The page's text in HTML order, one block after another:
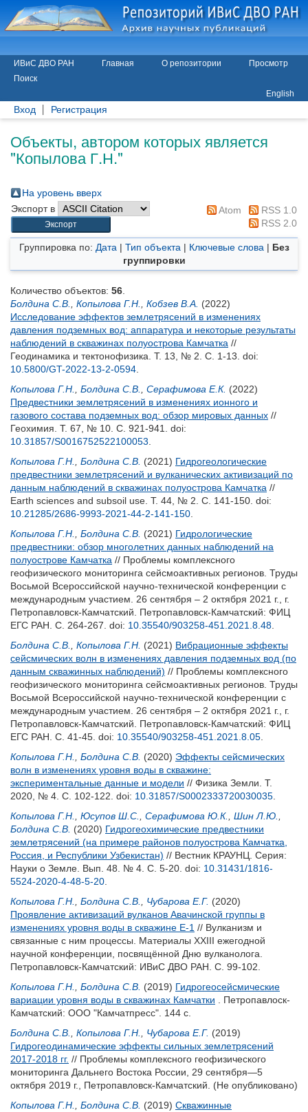
ИВиС ДВО РАН Главная О репозитории
Просмотр
Поиск
English
Вход Регистрация
Объекты, автором которых является
"Копылова Г.Н."
На уровень вверх
Экспорт в
Atom
RSS 1.0
RSS 2.0
Группировка по: Дата | Тип объекта | Ключевые слова | Без
группировки
Количество объектов: 56
Болдина С.В.
Копылова Г.Н. Кобзев В.А. (2022)
Исследование эффектов землетрясений в изменениях
давления подземных вод: аппаратура и некоторые результаты
наблюдений в скважинах полуострова Камчатка //
Геодинамика и тектонофизика. Т. 13, № 2. С. 1-13. doi:
10.5800/GT-2022-13-2-0594
Копылова Г.Н.
Болдина С.В. Серафимова Е.К. (2022)
Предвестники землетрясений в изменениях ионного и
газового состава подземных вод: обзор мировых данных //
Геохимия. Т. 67, № 10. С. 921-941. doi:
10.31857/S0016752522100053
Копылова Г.Н.
Болдина С.В. (2021) Гидрогеологические
предвестники землетрясений и вулканических активизаций по
данным наблюдений в скважинах полуострова Камчатка //
Earth sciences and subsoil use. Т. 44, № 2. С. 141-150. doi:
10.21285/2686-9993-2021-44-2-141-150
Копылова Г.Н.
Болдина С.В. (2021) Гидрологические
предвестники: обзор многолетних данных наблюдений на
полуострове Камчатка // Проблемы комплексного
геофизического мониторинга сейсмоактивных регионов. Труды
Восьмой Всероссийской научно-технической конференции с
международным участием. 26 сентября – 2 октября 2021 г., г.
Петропавловск-Камчатский. Петропавловск-Камчатский: ФИЦ
ЕГС РАН. С. 264-267. doi: 10.35540/903258-451.2021.8.48
Болдина С.В.
Копылова Г.Н. (2021) Вибрационные эффекты
сейсмических волн в изменениях давления подземных вод (по
данным скважинных наблюдений) // Проблемы комплексного
геофизического мониторинга сейсмоактивных регионов. Труды
Восьмой Всероссийской научно-технической конференции с
международным участием. 26 сентября – 2 октября 2021 г., г.
Петропавловск-Камчатский. Петропавловск-Камчатский: ФИЦ
ЕГС РАН. С. 41-45. doi: 10.35540/903258-451.2021.8.05
Копылова Г.Н.
Болдина С.В. (2020) Эффекты сейсмических
волн в изменениях уровня воды в скважине:
экспериментальные данные и модели // Физика Земли. Т.
2020, № 4. С. 102-122. doi: 10.31857/S0002333720030035
Копылова Г.Н.
Юсупов Ш.С. Серафимова Ю.К. Шин Л.Ю.
Болдина С.В. (2020) Гидрогеохимические предвестники
землетрясений (на примере районов полуострова Камчатка,
Россия, и Республики Узбекистан) // Вестник КРАУНЦ. Серия:
Науки о Земле. Вып. 48. № 4. С. 5-20. doi: 10.31431/1816-
5524-2020-4-48-5-20
Копылова Г.Н.
Болдина С.В. Чубарова Е.Г. (2020)
Проявление активизаций вулканов Авачинской группы в
изменениях уровня воды в скважине Е-1 // Вулканизм и
связанные с ним процессы. Материалы XXIII ежегодной
научной конференции, посвящённой Дню вулканолога.
Петропавловск-Камчатский: ИВиС ДВО РАН. С. 99-102.
Копылова Г.Н.
Болдина С.В. (2019) Гидрогеосейсмические
вариации уровня воды в скважинах Камчатки . Петропавлоск-
Камчатский: ООО "Камчатпресс". 144 с.
Болдина С.В.
Копылова Г.Н. Чубарова Е.Г. (2019)
Гидрогеодинамические эффекты сильных землетрясений
2017-2018 гг. // Проблемы комплексного геофизического
мониторинга Дальнего Востока России, 29 сентября—5
октября 2019 г., Петропавловск-Камчатский. (Не опубликовано)
Копылова Г.Н.
Болдина С.В. (2019) Скважинные